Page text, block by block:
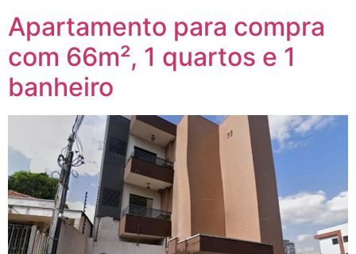
Apartamento para compra
com 66m², 1 quartos e 1
banheiro